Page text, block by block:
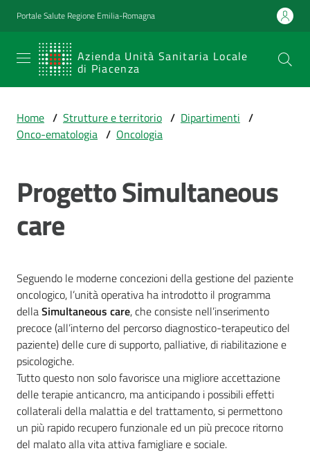
Vai al contenuto
Vai alla navigazione
Vai al footer
Portale Salute Regione Emilia-Romagna
Azienda Unità Sanitaria Locale
di Piacenza
SERVIZIO
SANITARIO
Emilia-
Romagna
di Piacenza
percorsi
di
cura
Come
fare
per...
Home / Strutture e territorio / Dipartimenti /
Onco-ematologia / Oncologia
Progetto Simultaneous
care
Seguendo le moderne concezioni della gestione del paziente
oncologico, l’unità operativa ha introdotto il programma
dellaSimultaneous care, che consiste nell’inserimento
precoce (all’interno del percorso diagnostico-terapeutico del
paziente) delle cure di supporto, palliative, di riabilitazione e
psicologiche.
Tutto questo non solo favorisce una migliore accettazione
delle terapie anticancro, ma anticipando i possibili effetti
collaterali della malattia e del trattamento, si permettono
un più rapido recupero funzionale ed un più precoce ritorno
del malato alla vita attiva famigliare e sociale.